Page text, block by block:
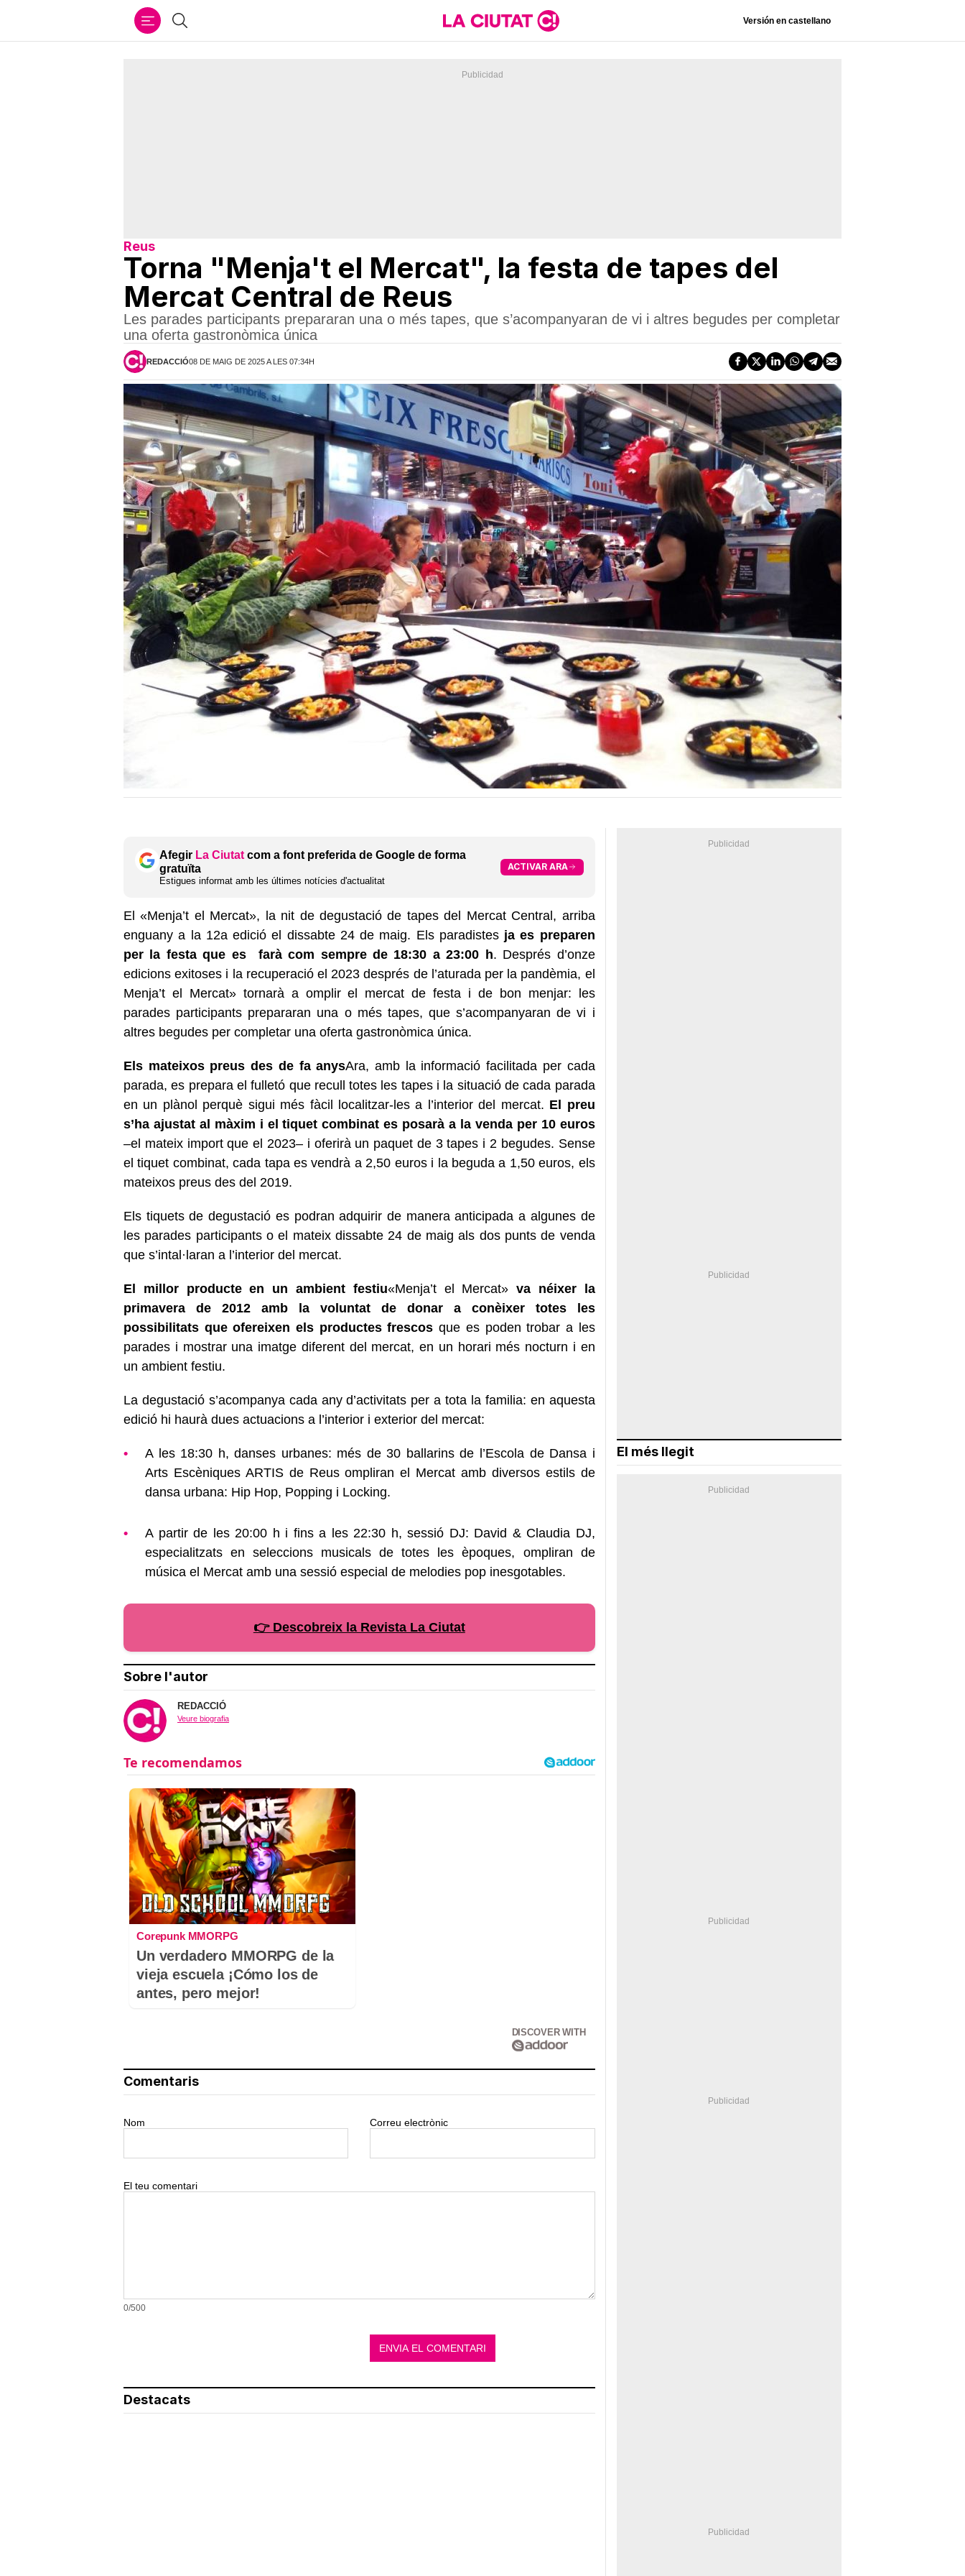
Cercar Versión en castellano
Reus
Torna "Menja't el Mercat", la festa de tapes del
Mercat Central de Reus
Les parades participants prepararan una o més tapes, que s’acompanyaran de vi i altres begudes per completar
una oferta gastronòmica única
REDACCIÓ08 DE MAIG DE 2025 A LES 07:34H
Afegir La Ciutat com a font preferida de Google de forma
gratuïta
Estigues informat amb les últimes notícies d'actualitat
ACTIVAR ARA
El «Menja’t el Mercat», la nit de degustació de tapes del Mercat Central, arriba
enguany a la 12a edició el dissabte 24 de maig. Els paradistes ja es preparen
per la festa que es farà com sempre de 18:30 a 23:00 h. Després d’onze
edicions exitoses i la recuperació el 2023 després de l’aturada per la pandèmia, el
Menja’t el Mercat» tornarà a omplir el mercat de festa i de bon menjar: les
parades participants prepararan una o més tapes, que s’acompanyaran de vi i
altres begudes per completar una oferta gastronòmica única.
Els mateixos preus des de fa anysAra, amb la informació facilitada per cada
parada, es prepara el fulletó que recull totes les tapes i la situació de cada parada
en un plànol perquè sigui més fàcil localitzar-les a l’interior del mercat. El preu
s’ha ajustat al màxim i el tiquet combinat es posarà a la venda per 10 euros
–el mateix import que el 2023– i oferirà un paquet de 3 tapes i 2 begudes. Sense
el tiquet combinat, cada tapa es vendrà a 2,50 euros i la beguda a 1,50 euros, els
mateixos preus des del 2019.
Els tiquets de degustació es podran adquirir de manera anticipada a algunes de
les parades participants o el mateix dissabte 24 de maig als dos punts de venda
que s’intal·laran a l’interior del mercat.
El millor producte en un ambient festiu«Menja’t el Mercat»va néixer la
primavera de 2012 amb la voluntat de donar a conèixer totes les
possibilitats que ofereixen els productes frescos que es poden trobar a les
parades i mostrar una imatge diferent del mercat, en un horari més nocturn i en
un ambient festiu.
La degustació s’acompanya cada any d’activitats per a tota la familia: en aquesta
edició hi haurà dues actuacions a l’interior i exterior del mercat:
A les 18:30 h, danses urbanes: més de 30 ballarins de l’Escola de Dansa i
Arts Escèniques ARTIS de Reus ompliran el Mercat amb diversos estils de
dansa urbana: Hip Hop, Popping i Locking.
A partir de les 20:00 h i fins a les 22:30 h, sessió DJ: David & Claudia DJ,
especialitzats en seleccions musicals de totes les èpoques, ompliran de
música el Mercat amb una sessió especial de melodies pop inesgotables.
👉 Descobreix la Revista La Ciutat
Sobre l'autor
REDACCIÓ
Veure biografia
Corepunk MMORPG
Un verdadero MMORPG de la
vieja escuela ¡Cómo los de
antes, pero mejor!
DISCOVER WITH
Comentaris
Nom Correu electrònic
El teu comentari
0/500
Destacats
El més llegit